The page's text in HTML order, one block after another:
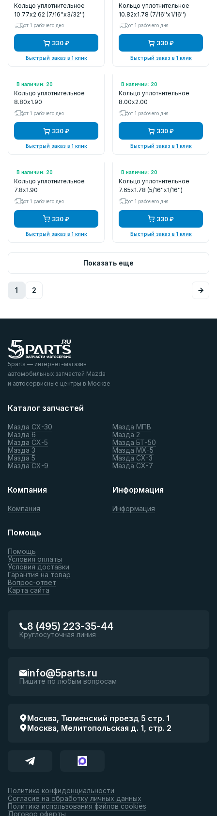
Кольцо уплотнительное
10.77x2.62 (7/16''x3/32'')
от 1 рабочего дня
330 ₽
Быстрый заказ в 1 клик
Кольцо уплотнительное
10.82x1.78 (7/16''x1/16'')
от 1 рабочего дня
330 ₽
Быстрый заказ в 1 клик
В наличии: 20
Арт.: 880190
Кольцо уплотнительное
8.80x1.90
от 1 рабочего дня
330 ₽
Быстрый заказ в 1 клик
В наличии: 20
Арт.: 800200
Кольцо уплотнительное
8.00x2.00
от 1 рабочего дня
330 ₽
Быстрый заказ в 1 клик
В наличии: 20
Арт.: 780190
Кольцо уплотнительное
7.8x1.90
от 1 рабочего дня
330 ₽
Быстрый заказ в 1 клик
В наличии: 20
Арт.: 765178
Кольцо уплотнительное
7.65х1.78 (5/16''x1/16'')
от 1 рабочего дня
330 ₽
Быстрый заказ в 1 клик
Показать еще
1 2
5parts — интернет-магазин
автомобильных запчастей Mazda
и автосервисные центры в Москве
Каталог запчастей
Мазда СХ-30
Мазда 6
Мазда СХ-5
Мазда 3
Мазда 5
Мазда СХ-9
Мазда МПВ
Мазда 2
Мазда БТ-50
Мазда МХ-5
Мазда СХ-3
Мазда СХ-7
Компания
Компания
Информация
Информация
Помощь
Помощь
Условия оплаты
Условия доставки
Гарантия на товар
Вопрос-ответ
Карта сайта
8 (495) 223-35-44
Круглосуточная линия
info@5parts.ru
Пишите по любым вопросам
Москва, Тюменский проезд 5 стр. 1
Москва, Мелитопольская д. 1, стр. 2
Политика конфиденциальности
Согласие на обработку личных данных
Политика использования файлов cookies
Договор оферты